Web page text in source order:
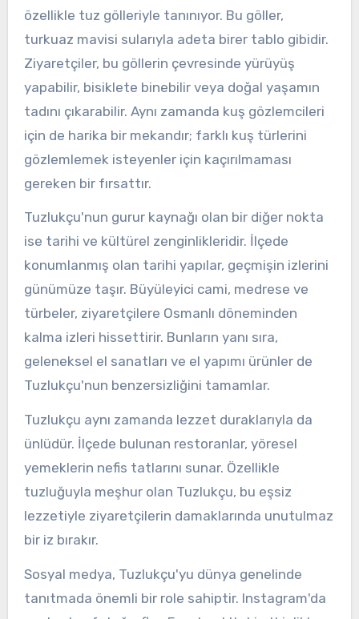
özellikle tuz gölleriyle tanınıyor. Bu göller,
turkuaz mavisi sularıyla adeta birer tablo gibidir.
Ziyaretçiler, bu göllerin çevresinde yürüyüş
yapabilir, bisiklete binebilir veya doğal yaşamın
tadını çıkarabilir. Aynı zamanda kuş gözlemcileri
için de harika bir mekandır; farklı kuş türlerini
gözlemlemek isteyenler için kaçırılmaması
gereken bir fırsattır.
Tuzlukçu'nun gurur kaynağı olan bir diğer nokta
ise tarihi ve kültürel zenginlikleridir. İlçede
konumlanmış olan tarihi yapılar, geçmişin izlerini
günümüze taşır. Büyüleyici cami, medrese ve
türbeler, ziyaretçilere Osmanlı döneminden
kalma izleri hissettirir. Bunların yanı sıra,
geleneksel el sanatları ve el yapımı ürünler de
Tuzlukçu'nun benzersizliğini tamamlar.
Tuzlukçu aynı zamanda lezzet duraklarıyla da
ünlüdür. İlçede bulunan restoranlar, yöresel
yemeklerin nefis tatlarını sunar. Özellikle
tuzluğuyla meşhur olan Tuzlukçu, bu eşsiz
lezzetiyle ziyaretçilerin damaklarında unutulmaz
bir iz bırakır.
Sosyal medya, Tuzlukçu'yu dünya genelinde
tanıtmada önemli bir role sahiptir. Instagram'da